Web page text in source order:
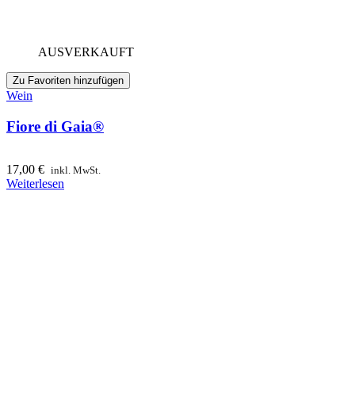
AUSVERKAUFT
Zu Favoriten hinzufügen
Wein
Fiore di Gaia®
17,00 € inkl. MwSt.
Weiterlesen